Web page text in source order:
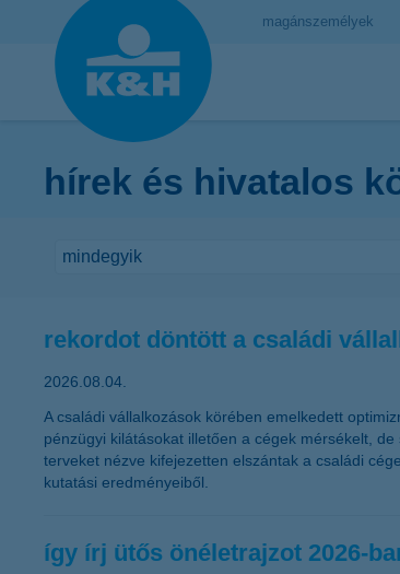
magánszemélyek
hírek és hivatalos
rekordot döntött a családi
2026.08.04.
A családi vállalkozások körében emelkedett
pénzügyi kilátásokat illetően a cégek mérsékelt,
terveket nézve kifejezetten elszántak a családi
kutatási eredményeiből.
így írj ütős önéletrajzot 2026-